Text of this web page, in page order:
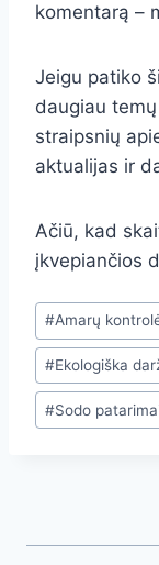
komentarą –
Jeigu patiko
daugiau temų
straipsnių
aktualijas ir
Ačiū, kad
įkvepiančios
Post
Tags:
#Amarų
#Ekologiška
#Sodo